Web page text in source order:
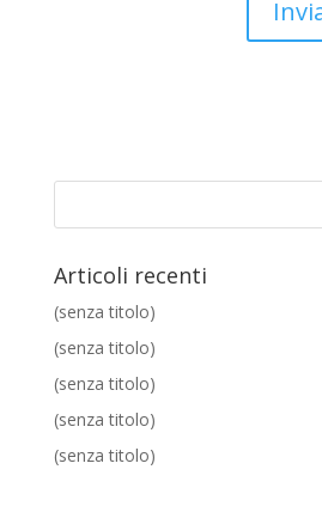
Articoli recenti
(senza titolo)
(senza titolo)
(senza titolo)
(senza titolo)
(senza titolo)